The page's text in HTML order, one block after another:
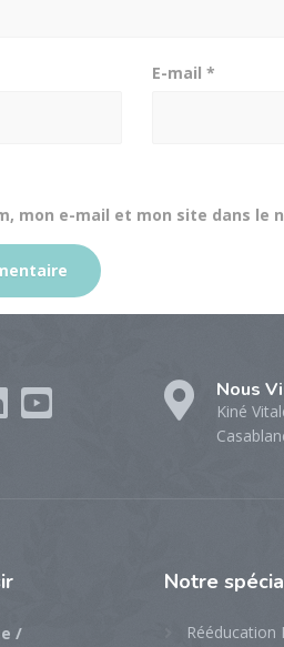
E-mail*
mon e-mail et mon site dans le
Nous
Kiné
/
Notre
Rééducation